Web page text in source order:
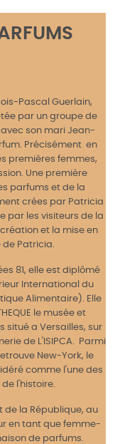
Pascal Guerlain,
par un groupe de
avec son mari Jean-
Précisément en
premières femmes,
Une première
parfums et de la
crées par Patricia
par les visiteurs de la
et la mise en
Patricia.
81, elle est diplômé
International du
Alimentaire). Elle
le musée et
situé a Versailles, sur
de L'ISIPCA. Parmi
New-York, le
comme l'une des
l'histoire.
de la République, au
en tant que femme-
de parfums.